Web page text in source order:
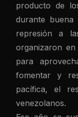
producto de
durante
represión a
organizaron
para
fomentar y
pacífica, el
venezolanos.